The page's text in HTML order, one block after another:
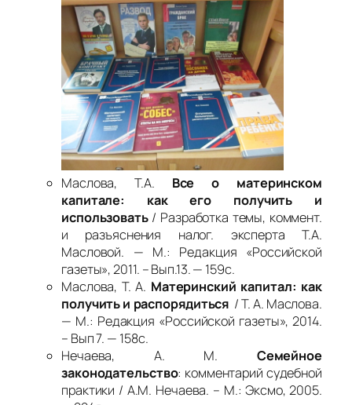
Маслова, Т.А. Все о материнском
капитале: как его получить и
использовать/ Разработка темы, коммент.
и разъяснения налог. эксперта Т.А.
Масловой. — М.: Редакция «Российской
газеты», 2011. – Вып.13. — 159с.
Маслова, Т. А. Материнский капитал: как
получить и распорядиться / Т. А. Маслова.
— М.: Редакция «Российской газеты», 2014.
– Вып 7. — 158с.
Нечаева, А. М. Семейное
законодательство: комментарий судебной
практики / А.М. Нечаева. – М.: Эксмо, 2005.